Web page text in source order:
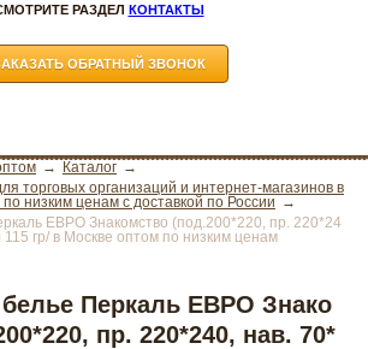
РАЗДЕЛ КОНТАКТЫ
ОБРАТНЫЙ ЗВОНОК
Каталог
торговых организаций и интернет-магазинов в
низким ценам с доставкой по России
ЕВРО Знакомство (под.200*220, пр. 220*24
гр/ в Москве оптом по низким ценам
Перкаль ЕВРО Знако
пр. 220*240, нав. 70*